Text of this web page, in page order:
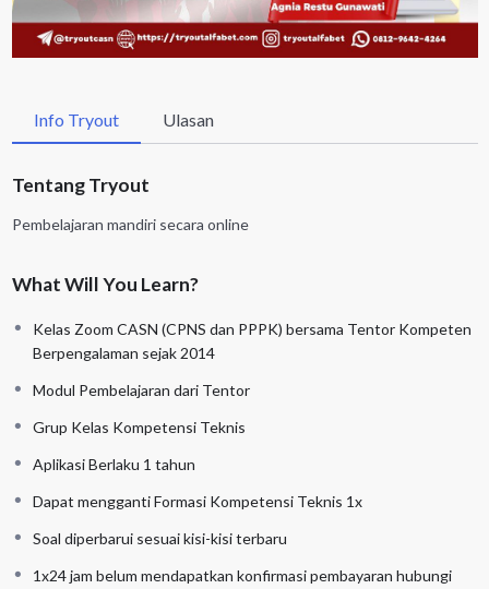
Info Tryout Ulasan
Tentang Tryout
Pembelajaran mandiri secara online
What Will You Learn?
Kelas Zoom CASN (CPNS dan PPPK) bersama Tentor Kompeten
Berpengalaman sejak 2014
Modul Pembelajaran dari Tentor
Grup Kelas Kompetensi Teknis
Aplikasi Berlaku 1 tahun
Dapat mengganti Formasi Kompetensi Teknis 1x
Soal diperbarui sesuai kisi-kisi terbaru
1x24 jam belum mendapatkan konfirmasi pembayaran hubungi